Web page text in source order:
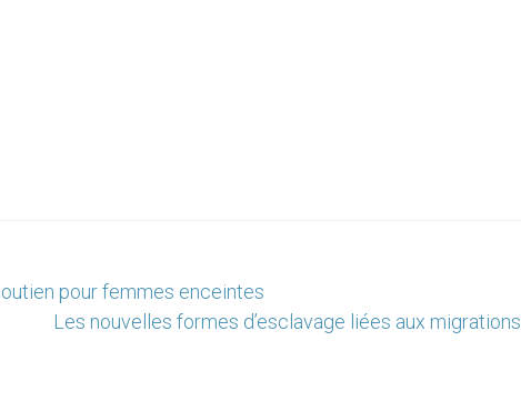
pour femmes enceintes
Les nouvelles formes d’esclavage liées aux migrations